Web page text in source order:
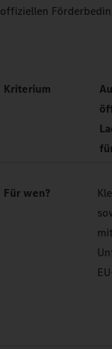
offiziellen
Kriterium
Für wen?